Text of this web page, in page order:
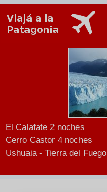
El Calafate 2 noches
Cerro Castor 4 noches
Ushuaia - Tierra del Fuego